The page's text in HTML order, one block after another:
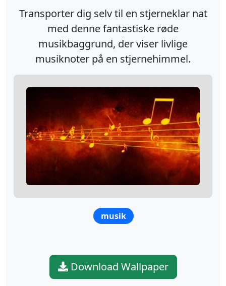
Transporter dig selv til en stjerneklar nat
med denne fantastiske røde
musikbaggrund, der viser livlige
musiknoter på en stjernehimmel.
musik
Download Wallpaper